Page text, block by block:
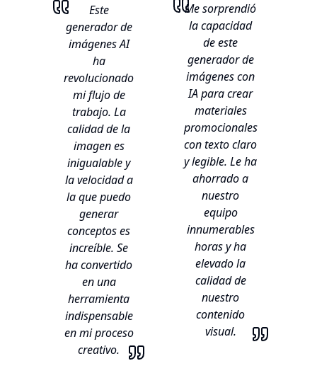
Este
generador de
imágenes AI
ha
revolucionado
mi flujo de
trabajo. La
calidad de la
imagen es
inigualable y
la velocidad a
la que puedo
generar
conceptos es
increíble. Se
ha convertido
en una
herramienta
indispensable
en mi proceso
creativo.
Me sorprendió
la capacidad
de este
generador de
imágenes con
IA para crear
materiales
promocionales
con texto claro
y legible. Le ha
ahorrado a
nuestro
equipo
innumerables
horas y ha
elevado la
calidad de
nuestro
contenido
visual.